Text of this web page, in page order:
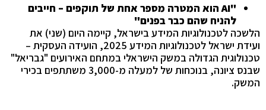
"
AIהוא המטרה מספר אחת של תוקפים – חייבים
להניח שהם כבר בפנים"
הלשכה לטכנולוגיות המידע בישראל, קיימה היום (שני) את
ועידת ישראל לטכנולוגיות המידע 2025, הועידה העסקית –
טכנולוגית הגדולה במשק הישראלי במתחם האירועים "גבריאל"
שבנס ציונה, בנוכחות של למעלה מ-3,000 משתתפים בכירי
המשק.